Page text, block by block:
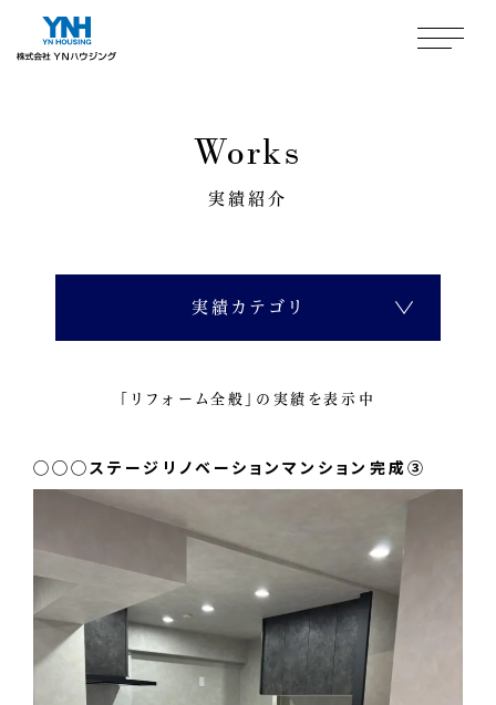
Works
実績紹介
実績カテゴリ
トイレ
「リフォーム全般」の実績を表示中
◯◯◯ステージリノベーションマンション完成③